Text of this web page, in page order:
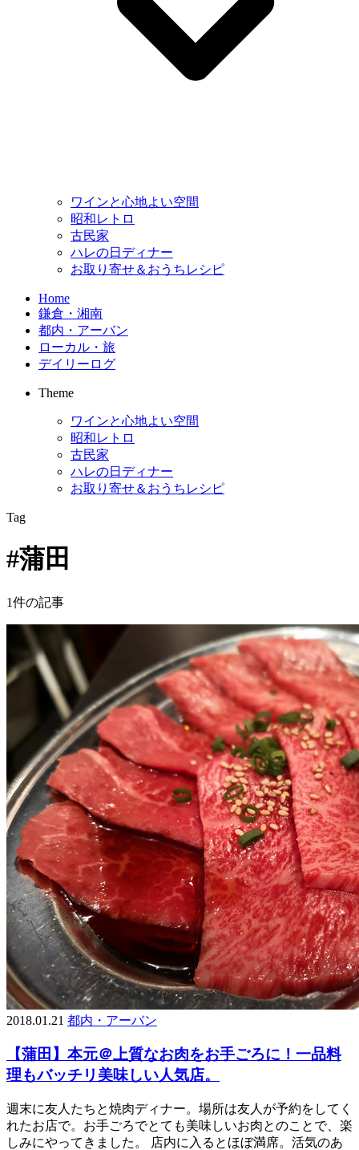
ワインと心地よい空間
昭和レトロ
古民家
ハレの日ディナー
お取り寄せ＆おうちレシピ
Home
鎌倉・湘南
都内・アーバン
ローカル・旅
デイリーログ
Theme
ワインと心地よい空間
昭和レトロ
古民家
ハレの日ディナー
お取り寄せ＆おうちレシピ
Tag
#蒲田
1件の記事
2018.01.21 都内・アーバン
【蒲田】本元＠上質なお肉をお手ごろに！一品料
理もバッチリ美味しい人気店。
週末に友人たちと焼肉ディナー。場所は友人が予約をしてく
れたお店で。お手ごろでとても美味しいお肉とのことで、楽
しみにやってきました。 店内に入るとほぼ満席。活気のあ